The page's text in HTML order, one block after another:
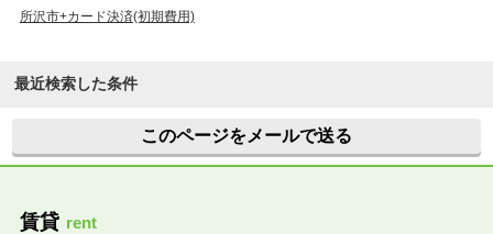
所沢市+カード決済(初期費用)
最近検索した条件
このページをメールで送る
賃貸 rent